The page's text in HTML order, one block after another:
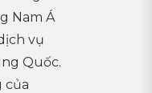
Nam Á
vụ
Quốc.
của